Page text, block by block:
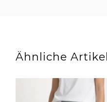
Ähnliche Artikel